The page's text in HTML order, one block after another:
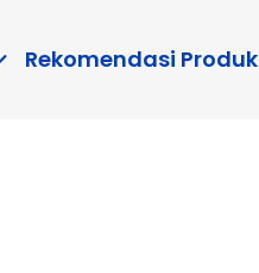
Rekomendasi Produk